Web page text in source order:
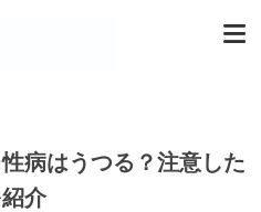
病はうつる？注意した
介